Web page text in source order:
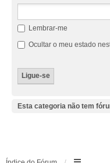
Lembrar-me
Ocultar o meu estado
Esta categoria não tem